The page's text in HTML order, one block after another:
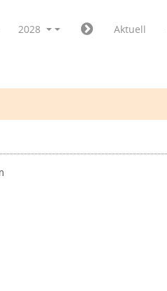
2028 Aktuell